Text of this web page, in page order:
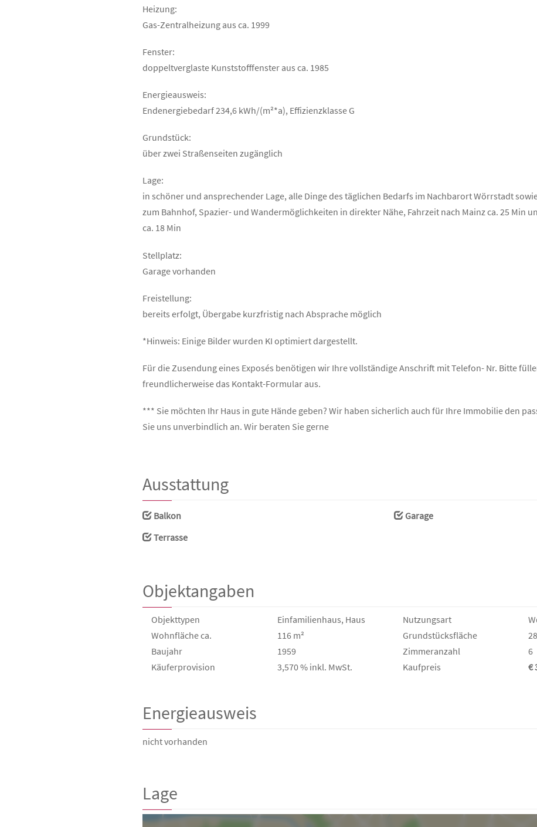
Heizung:
Gas-Zentralheizung aus ca. 1999
Fenster:
doppeltverglaste Kunststofffenster aus ca. 1985
Energieausweis:
Endenergiebedarf 234,6 kWh/(m²*a), Effizienzklasse G
Grundstück:
über zwei Straßenseiten zugänglich
Lage:
in schöner und ansprechender Lage, alle Dinge des täglichen Bedarfs im Nachbarort Wörrstadt
zum Bahnhof, Spazier- und Wandermöglichkeiten in direkter Nähe, Fahrzeit nach Mainz ca. 25 Min
ca. 18 Min
Stellplatz:
Garage vorhanden
Freistellung:
bereits erfolgt, Übergabe kurzfristig nach Absprache möglich
*Hinweis: Einige Bilder wurden KI optimiert dargestellt.
Für die Zusendung eines Exposés benötigen wir Ihre vollständige Anschrift mit Telefon- Nr. Bitte
freundlicherweise das Kontakt-Formular aus.
*** Sie möchten Ihr Haus in gute Hände geben? Wir haben sicherlich auch für Ihre Immobilie den
Sie uns unverbindlich an. Wir beraten Sie gerne
Ausstattung
Balkon
Garage
Terrasse
Objektangaben
Objekttypen Einfamilienhaus, Haus Nutzungsart
Wohnfläche ca.
116 m² Grund­stücks­fläche
Baujahr
1959 Zimmeranzahl
6
Käufer­provision
3,570 % inkl. MwSt. Kaufpreis €
Energieausweis
nicht vorhanden
Lage